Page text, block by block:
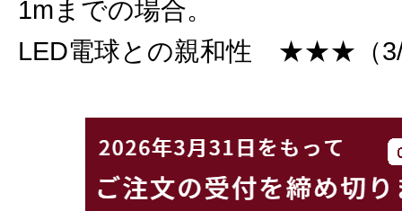
1mまでの場合。
LED電球との親和性 ★★★（